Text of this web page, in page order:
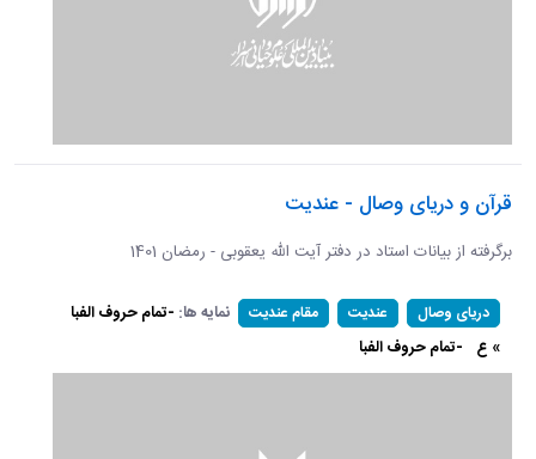
قرآن و دریای وصال - عندیت
برگرفته از بیانات استاد در دفتر آیت الله یعقوبی - رمضان 1401
دریای وصال عندیت مقام عندیت نمایه ها: -تمام حروف الفبا
» ع -تمام حروف الفبا